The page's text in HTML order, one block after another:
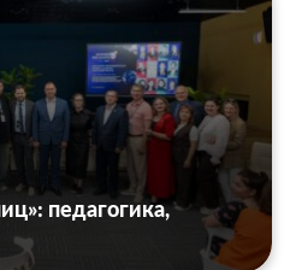
педагогика,